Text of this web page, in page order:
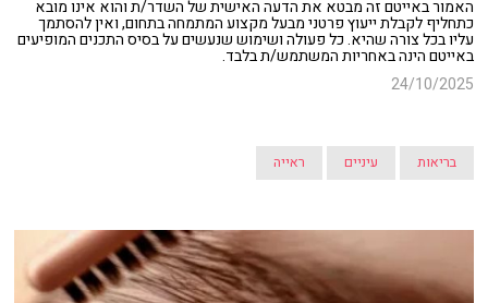
האמור באייטם זה מבטא את הדעה האישית של השדר/ת והוא אינו מובא
כתחליף לקבלת ייעוץ פרטני מבעל מקצוע המתמחה בתחום, ואין להסתמך
עליו בכל צורה שהיא. כל פעולה ושימוש שנעשים על בסיס התכנים המופיעים
באייטם הינה באחריות המשתמש/ת בלבד.
24/10/2025
בריאות עיניים ראייה